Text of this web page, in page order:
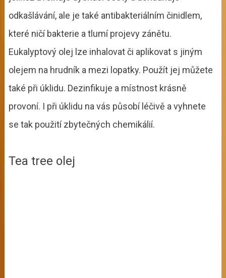
odkašlávání, ale je také antibakteriálním činidlem,
které ničí bakterie a tlumí projevy zánětu.
Eukalyptový olej lze inhalovat či aplikovat s jiným
olejem na hrudník a mezi lopatky. Použít jej můžete
také při úklidu. Dezinfikuje a místnost krásně
provoní. I při úklidu na vás působí léčivě a vyhnete
se tak použití zbytečných chemikálií.
Tea tree olej